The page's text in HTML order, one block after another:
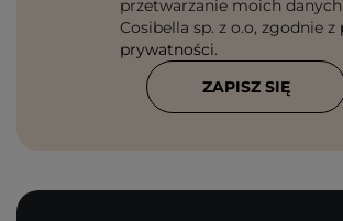
przetwarzanie moich
Cosibella sp. z o.o, zgodnie z
prywatności.
ZAPISZ SIĘ